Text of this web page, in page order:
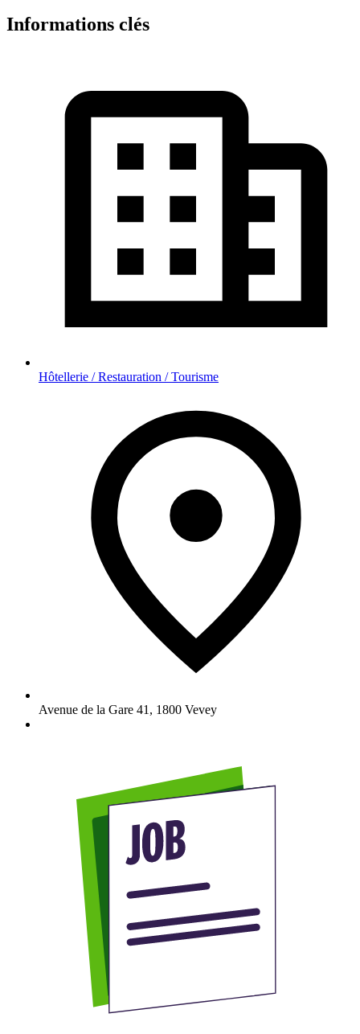
Informations clés
Hôtellerie / Restauration / Tourisme
Avenue de la Gare 41 , 1800 Vevey